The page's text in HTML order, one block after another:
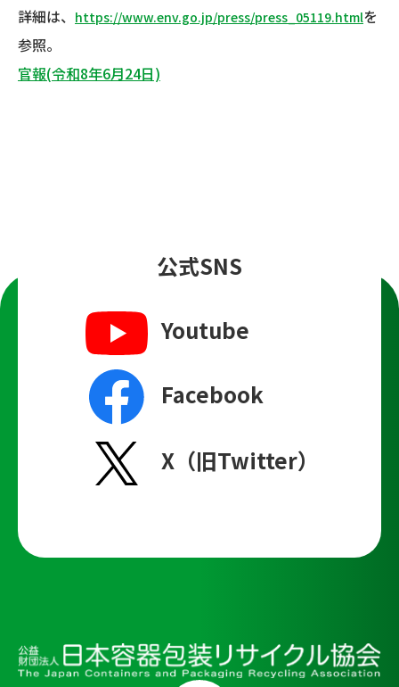
詳細は、 https://www.env.go.jp/press/press_05119.htmlを
参照。
官報(令和8年6月24日)
公式SNS
Youtube
Facebook
X（旧Twitter）